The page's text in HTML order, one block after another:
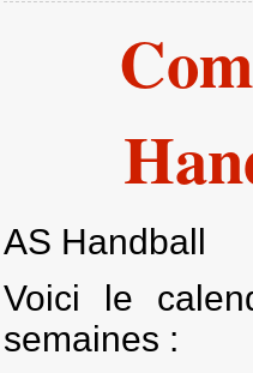
AS Handball
Voici le
semaines :